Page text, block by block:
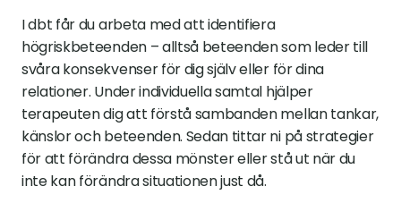
I dbt får du arbeta med att identifiera
högriskbeteenden – alltså beteenden som leder till
svåra konsekvenser för dig själv eller för dina
relationer. Under individuella samtal hjälper
terapeuten dig att förstå sambanden mellan tankar,
känslor och beteenden. Sedan tittar ni på strategier
för att förändra dessa mönster eller stå ut när du
inte kan förändra situationen just då.